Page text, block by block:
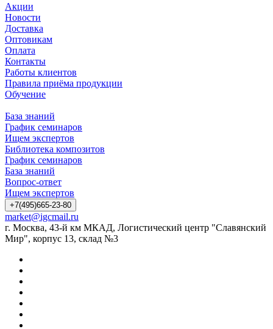
Акции
Новости
Доставка
Оптовикам
Оплата
Контакты
Работы клиентов
Правила приёма продукции
Обучение
База знаний
График семинаров
Ищем экспертов
Библиотека композитов
График семинаров
База знаний
Вопрос-ответ
Ищем экспертов
+7(495)665-23-80
market@igcmail.ru
г. Москва, 43-й км МКАД, Логистический центр "Славянский
Мир", корпус 13, склад №3